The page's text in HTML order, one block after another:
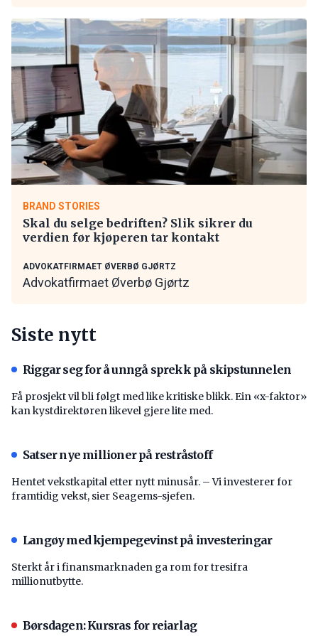
BRAND STORIES
Skal du selge bedriften? Slik sikrer du
verdien før kjøperen tar kontakt
ADVOKATFIRMAET ØVERBØ GJØRTZ
Advokatfirmaet Øverbø Gjørtz
Siste nytt
Riggar seg for å unngå sprekk på skipstunnelen
Få prosjekt vil bli følgt med like kritiske blikk. Ein «x-faktor»
kan kystdirektøren likevel gjere lite med.
Satser nye millioner på restråstoff
Hentet vekstkapital etter nytt minusår. – Vi investerer for
framtidig vekst, sier Seagems-sjefen.
Langøy med kjempegevinst på investeringar
Sterkt år i finansmarknaden ga rom for tresifra
millionutbytte.
Børsdagen: Kursras for reiarlag